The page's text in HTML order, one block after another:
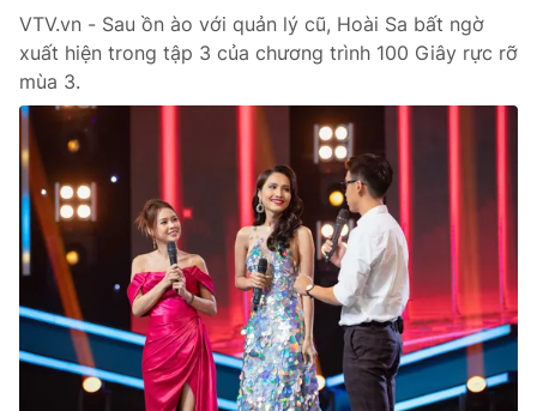
Xã hội
Pháp luật
Y tế
Thế giới
Tin tức
Thế giới đó đây
Câu chuyện quốc tế
Kinh tế
Tài chính
Dữ liệu và đời sống
VTV.vn - Sau ồn ào với quản lý cũ, Hoài Sa bất ngờ
xuất hiện trong tập 3 của chương trình 100 Giây rực rỡ
mùa 3.